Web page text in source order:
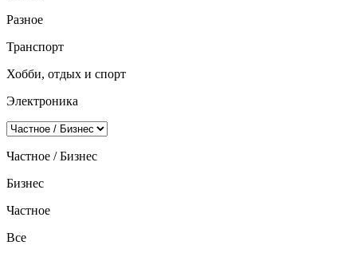
Разное
Транспорт
Хобби, отдых и спорт
Электроника
Частное / Бизнес
Бизнес
Частное
Все